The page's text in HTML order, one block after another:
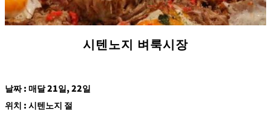
시텐노지 벼룩시장
날짜 : 매달 21일, 22일
위치 : 시텐노지 절